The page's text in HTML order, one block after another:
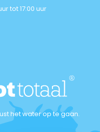
tot 17:00 uur
het water op te gaan.